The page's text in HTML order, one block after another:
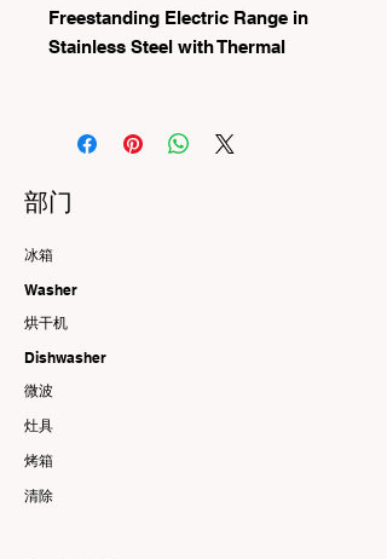
Freestanding Electric Range in
Stainless Steel with Thermal
部门
冰箱
Washer
烘干机
Dishwasher
微波
灶具
烤箱
清除